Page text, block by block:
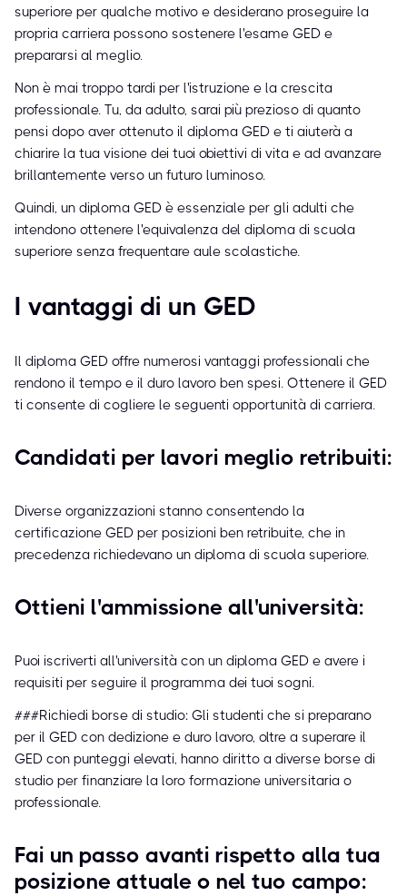
superiore per qualche motivo e desiderano proseguire la
propria carriera possono sostenere l'esame GED e
prepararsi al meglio.
Non è mai troppo tardi per l'istruzione e la crescita
professionale. Tu, da adulto, sarai più prezioso di quanto
pensi dopo aver ottenuto il diploma GED e ti aiuterà a
chiarire la tua visione dei tuoi obiettivi di vita e ad avanzare
brillantemente verso un futuro luminoso.
Quindi, un diploma GED è essenziale per gli adulti che
intendono ottenere l'equivalenza del diploma di scuola
superiore senza frequentare aule scolastiche.
I vantaggi di un GED
Il diploma GED offre numerosi vantaggi professionali che
rendono il tempo e il duro lavoro ben spesi. Ottenere il GED
ti consente di cogliere le seguenti opportunità di carriera.
Candidati per lavori meglio retribuiti:
Diverse organizzazioni stanno consentendo la
certificazione GED per posizioni ben retribuite, che in
precedenza richiedevano un diploma di scuola superiore.
Ottieni l'ammissione all'università:
Puoi iscriverti all'università con un diploma GED e avere i
requisiti per seguire il programma dei tuoi sogni.
###Richiedi borse di studio: Gli studenti che si preparano
per il GED con dedizione e duro lavoro, oltre a superare il
GED con punteggi elevati, hanno diritto a diverse borse di
studio per finanziare la loro formazione universitaria o
professionale.
Fai un passo avanti rispetto alla tua
posizione attuale o nel tuo campo: